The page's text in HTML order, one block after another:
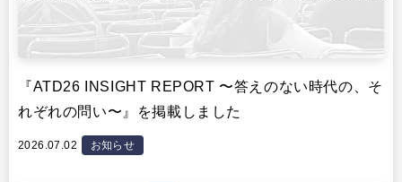
『ATD26 INSIGHT REPORT 〜答えのない時代の、そ
れぞれの問い〜』を掲載しました
2026.07.02 お知らせ